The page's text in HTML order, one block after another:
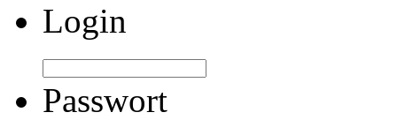
Login
Passwort